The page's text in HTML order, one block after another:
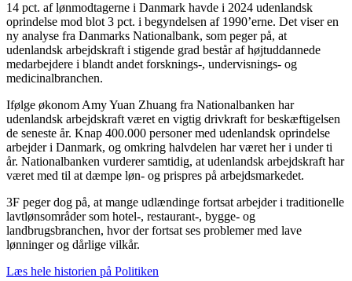
14 pct. af lønmodtagerne i Danmark havde i 2024 udenlandsk
oprindelse mod blot 3 pct. i begyndelsen af 1990’erne. Det viser en
ny analyse fra Danmarks Nationalbank, som peger på, at
udenlandsk arbejdskraft i stigende grad består af højtuddannede
medarbejdere i blandt andet forsknings-, undervisnings- og
medicinalbranchen.
Ifølge økonom Amy Yuan Zhuang fra Nationalbanken har
udenlandsk arbejdskraft været en vigtig drivkraft for beskæftigelsen
de seneste år. Knap 400.000 personer med udenlandsk oprindelse
arbejder i Danmark, og omkring halvdelen har været her i under ti
år. Nationalbanken vurderer samtidig, at udenlandsk arbejdskraft har
været med til at dæmpe løn- og prispres på arbejdsmarkedet.
3F peger dog på, at mange udlændinge fortsat arbejder i traditionelle
lavtlønsområder som hotel-, restaurant-, bygge- og
landbrugsbranchen, hvor der fortsat ses problemer med lave
lønninger og dårlige vilkår.
Læs hele historien på Politiken